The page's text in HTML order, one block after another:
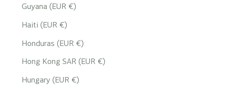
Guyana (EUR €)
Haiti (EUR €)
Honduras (EUR €)
Hong Kong SAR (EUR €)
Hungary (EUR €)